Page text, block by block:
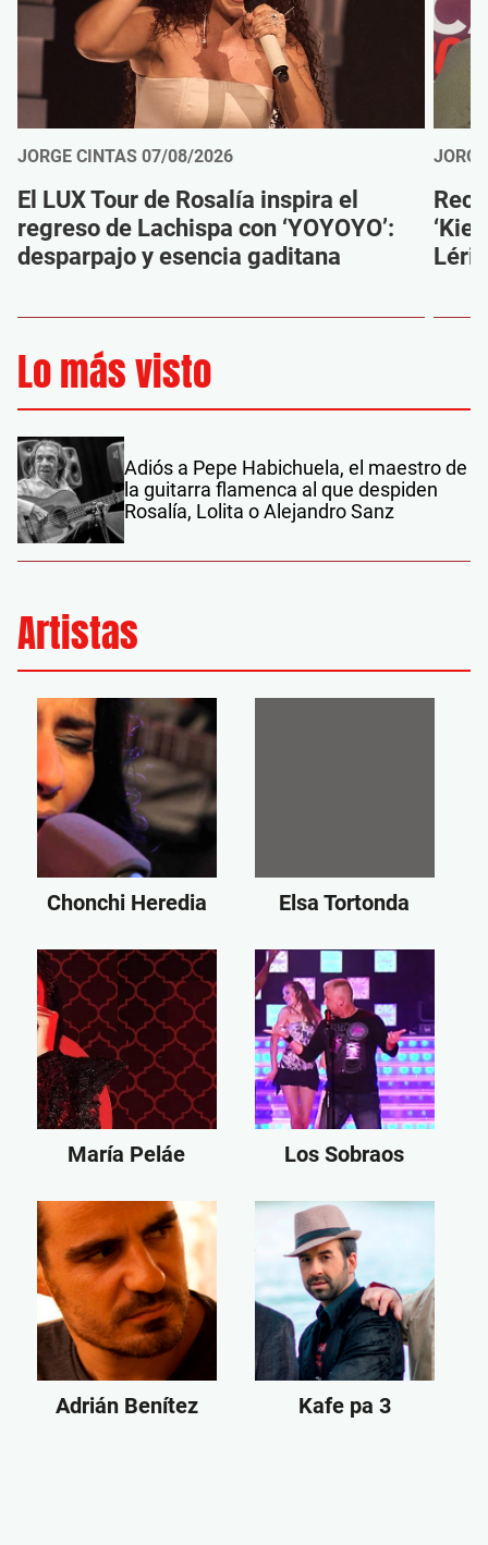
JORGE CINTAS 07/08/2026
El LUX Tour de Rosalía inspira el
regreso de Lachispa con ‘YOYOYO’:
desparpajo y esencia gaditana
Lo más visto
Adiós a Pepe Habichuela, el maestro de
la guitarra flamenca al que despiden
Rosalía, Lolita o Alejandro Sanz
Artistas
Chonchi Heredia Elsa Tortonda
María Peláe Los Sobraos
Adrián Benítez Kafe pa 3